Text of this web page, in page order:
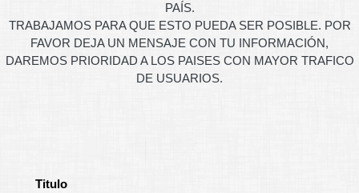
PAÍS.
TRABAJAMOS PARA QUE ESTO PUEDA SER POSIBLE. POR
FAVOR DEJA UN MENSAJE CON TU INFORMACIÓN,
DAREMOS PRIORIDAD A LOS PAISES CON MAYOR TRAFICO
DE USUARIOS.
Titulo